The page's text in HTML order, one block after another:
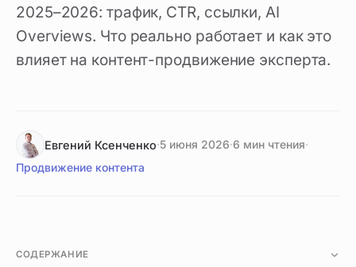
2025–2026: трафик, CTR, ссылки, AI
Overviews. Что реально работает и как это
влияет на контент-продвижение эксперта.
Евгений Ксенченко·5 июня 2026·6 мин чтения·
Продвижение контента
СОДЕРЖАНИЕ